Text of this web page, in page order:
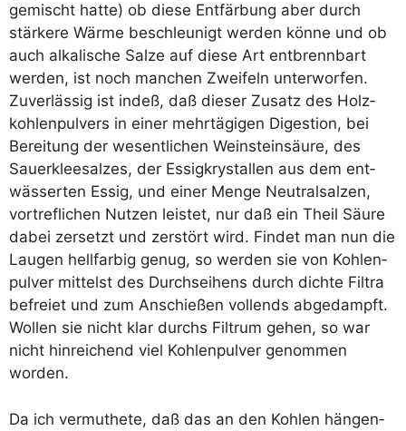
gemischt hat­te) ob die­se Ent­fär­bung aber durch
stär­ke­re Wär­me beschleu­nigt wer­den kön­ne und ob
auch alka­li­sche Sal­ze auf die­se Art ent­brenn­bart
wer­den, ist noch man­chen Zwei­feln unter­wor­fen.
Zuver­läs­sig ist indeß, daß die­ser Zusatz des Holz­
koh­len­pul­vers in einer mehr­tä­gi­gen Diges­ti­on, bei
Berei­tung der wesent­li­chen Wein­stein­säu­re, des
Sau­er­klee­sal­zes, der Essig­krystal­len aus dem ent­
wäs­ser­ten Essig, und einer Men­ge Neu­tral­sal­zen,
vort­re­f­li­chen Nut­zen leis­tet, nur daß ein Theil Säu­re
dabei zer­setzt und zer­stört wird. Fin­det man nun die
Lau­gen hell­far­big genug, so wer­den sie von Koh­len­
pul­ver mit­telst des Durch­sei­hens durch dich­te Fil­tra
befrei­et und zum Anschie­ßen voll­ends abge­dampft.
Wol­len sie nicht klar durchs Fil­t­rum gehen, so war
nicht hin­rei­chend viel Koh­len­pul­ver genom­men
worden.
Da ich ver­mu­the­te, daß das an den Koh­len hän­gen­